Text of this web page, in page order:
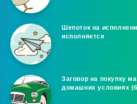
Шепоток на
исполняется
Заговор на покупку
домашних условиях